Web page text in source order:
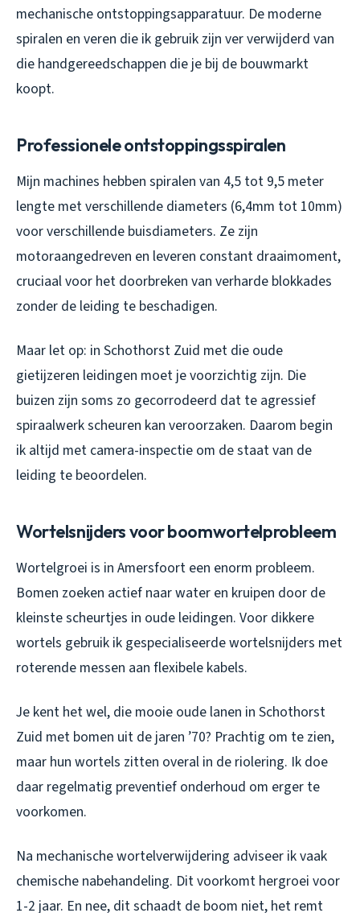
mechanische ontstoppingsapparatuur. De moderne
spiralen en veren die ik gebruik zijn ver verwijderd van
die handgereedschappen die je bij de bouwmarkt
koopt.
Professionele ontstoppingsspiralen
Mijn machines hebben spiralen van 4,5 tot 9,5 meter
lengte met verschillende diameters (6,4mm tot 10mm)
voor verschillende buisdiameters. Ze zijn
motoraangedreven en leveren constant draaimoment,
cruciaal voor het doorbreken van verharde blokkades
zonder de leiding te beschadigen.
Maar let op: in Schothorst Zuid met die oude
gietijzeren leidingen moet je voorzichtig zijn. Die
buizen zijn soms zo gecorrodeerd dat te agressief
spiraalwerk scheuren kan veroorzaken. Daarom begin
ik altijd met camera-inspectie om de staat van de
leiding te beoordelen.
Wortelsnijders voor boomwortelprobleem
Wortelgroei is in Amersfoort een enorm probleem.
Bomen zoeken actief naar water en kruipen door de
kleinste scheurtjes in oude leidingen. Voor dikkere
wortels gebruik ik gespecialiseerde wortelsnijders met
roterende messen aan flexibele kabels.
Je kent het wel, die mooie oude lanen in Schothorst
Zuid met bomen uit de jaren ’70? Prachtig om te zien,
maar hun wortels zitten overal in de riolering. Ik doe
daar regelmatig preventief onderhoud om erger te
voorkomen.
Na mechanische wortelverwijdering adviseer ik vaak
chemische nabehandeling. Dit voorkomt hergroei voor
1-2 jaar. En nee, dit schaadt de boom niet, het remt